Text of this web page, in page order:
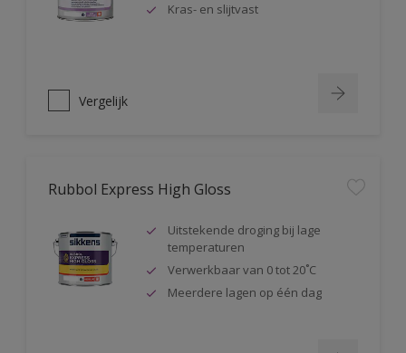
Kras- en slijtvast
Vergelijk
Rubbol Express High Gloss
Uitstekende droging bij lage
temperaturen
Verwerkbaar van 0 tot 20˚C
Meerdere lagen op één dag